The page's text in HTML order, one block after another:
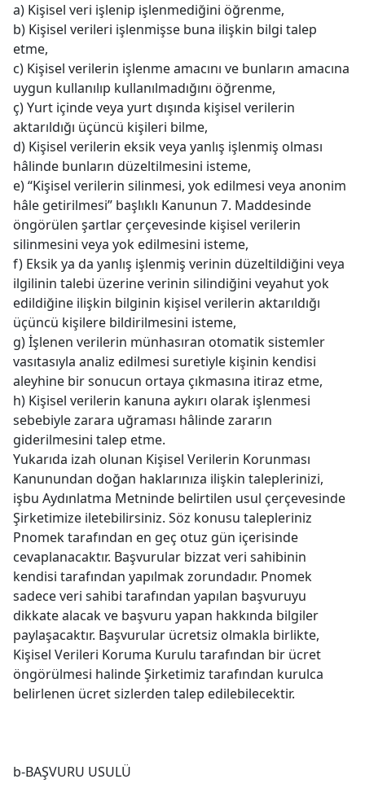
a) Kişisel veri işlenip işlenmediğini öğrenme,
b) Kişisel verileri işlenmişse buna ilişkin bilgi talep
etme,
c) Kişisel verilerin işlenme amacını ve bunların amacına
uygun kullanılıp kullanılmadığını öğrenme,
ç) Yurt içinde veya yurt dışında kişisel verilerin
aktarıldığı üçüncü kişileri bilme,
d) Kişisel verilerin eksik veya yanlış işlenmiş olması
hâlinde bunların düzeltilmesini isteme,
e) “Kişisel verilerin silinmesi, yok edilmesi veya anonim
hâle getirilmesi” başlıklı Kanunun 7. Maddesinde
öngörülen şartlar çerçevesinde kişisel verilerin
silinmesini veya yok edilmesini isteme,
f) Eksik ya da yanlış işlenmiş verinin düzeltildiğini veya
ilgilinin talebi üzerine verinin silindiğini veyahut yok
edildiğine ilişkin bilginin kişisel verilerin aktarıldığı
üçüncü kişilere bildirilmesini isteme,
g) İşlenen verilerin münhasıran otomatik sistemler
vasıtasıyla analiz edilmesi suretiyle kişinin kendisi
aleyhine bir sonucun ortaya çıkmasına itiraz etme,
h) Kişisel verilerin kanuna aykırı olarak işlenmesi
sebebiyle zarara uğraması hâlinde zararın
giderilmesini talep etme.
Yukarıda izah olunan Kişisel Verilerin Korunması
Kanunundan doğan haklarınıza ilişkin taleplerinizi,
işbu Aydınlatma Metninde belirtilen usul çerçevesinde
Şirketimize iletebilirsiniz. Söz konusu talepleriniz
Pnomek tarafından en geç otuz gün içerisinde
cevaplanacaktır. Başvurular bizzat veri sahibinin
kendisi tarafından yapılmak zorundadır. Pnomek
sadece veri sahibi tarafından yapılan başvuruyu
dikkate alacak ve başvuru yapan hakkında bilgiler
paylaşacaktır. Başvurular ücretsiz olmakla birlikte,
Kişisel Verileri Koruma Kurulu tarafından bir ücret
öngörülmesi halinde Şirketimiz tarafından kurulca
belirlenen ücret sizlerden talep edilebilecektir.
b-BAŞVURU USULÜ